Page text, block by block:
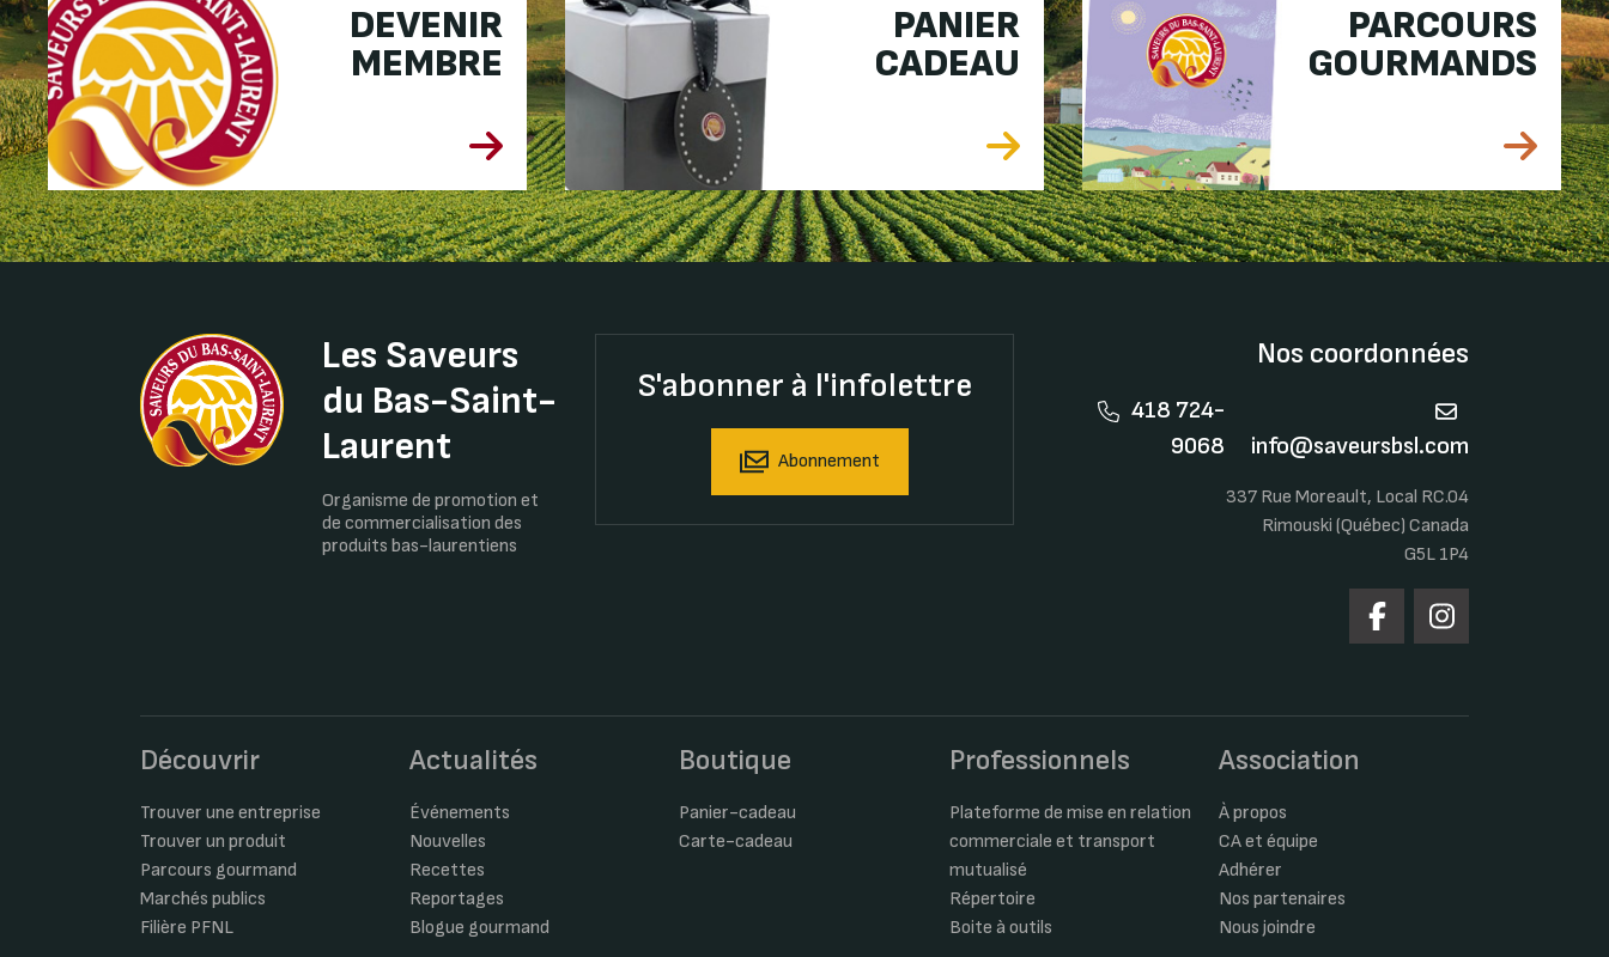
DEVENIR
MEMBRE
PANIER
CADEAU
PARCOURS
GOURMANDS
Les Saveurs
du Bas-Saint-
Laurent
Organisme de promotion et
de commercialisation des
produits bas-laurentiens
S'abonner à l'infolettre
Abonnement
Nos coordonnées
418 724-
9068
info@saveursbsl.com
337 Rue Moreault, Local RC.04
Rimouski (Québec) Canada
G5L 1P4
Découvrir
Trouver une entreprise
Trouver un produit
Parcours gourmand
Marchés publics
Filière PFNL
Actualités
Événements
Nouvelles
Recettes
Reportages
Blogue gourmand
Boutique
Panier-cadeau
Carte-cadeau
Professionnels
Plateforme de mise en relation
commerciale et transport
mutualisé
Répertoire
Boite à outils
Association
À propos
CA et équipe
Adhérer
Nos partenaires
Nous joindre